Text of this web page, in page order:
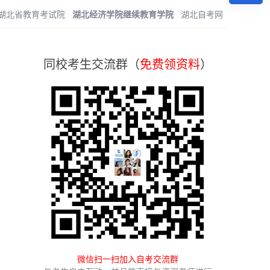
北省教育考试院 湖北经济学院继续教育学院 湖北自考网
同校考生交流群（免费领资料）
微信扫一扫加入自考交流群